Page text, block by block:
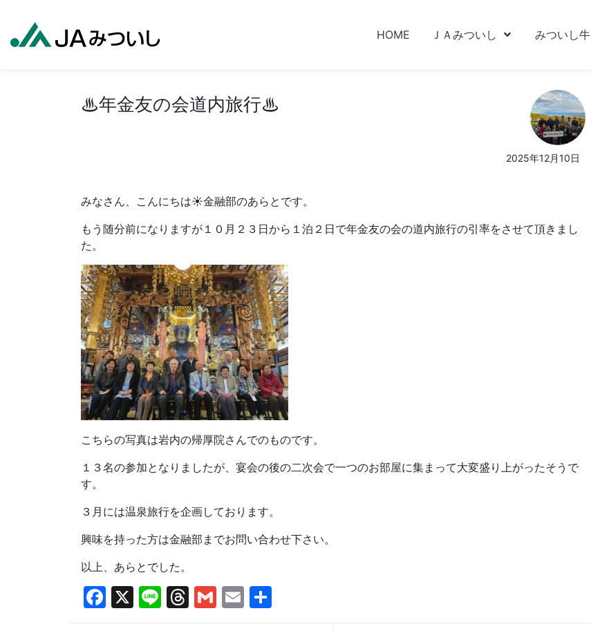
HOME ＪＡみついし みついし牛
♨年金友の会道内旅行♨
2025年12月10日
みなさん、こんにちは☀金融部のあらとです。
もう随分前になりますが１０月２３日から１泊２日で年金友の会の道内旅行の引率をさせて頂きまし
た。
こちらの写真は岩内の帰厚院さんでのものです。
１３名の参加となりましたが、宴会の後の二次会で一つのお部屋に集まって大変盛り上がったそうで
す。
３月には温泉旅行を企画しております。
興味を持った方は金融部までお問い合わせ下さい。
以上、あらとでした。
Facebook
X LineThreads
Gmail
Email